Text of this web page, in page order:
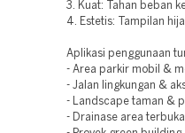
3. Kuat: Tahan beban
4. Estetis: Tampilan
Aplikasi penggunaan
- Area parkir mobil &
- Jalan lingkungan &
- Landscape taman &
- Drainase area terbuka